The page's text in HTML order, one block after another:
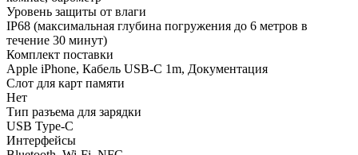
Уровень защиты от влаги
IP68 (максимальная глубина погружения до 6 метров в
течение 30 минут)
Комплект поставки
Apple iPhone, Кабель USB-C 1m, Документация
Слот для карт памяти
Нет
Тип разъема для зарядки
USB Type-C
Интерфейсы